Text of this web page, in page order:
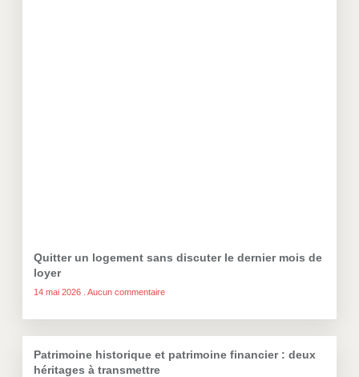
Quitter un logement sans discuter le dernier mois de
loyer
14 mai 2026 Aucun commentaire
Patrimoine historique et patrimoine financier : deux
héritages à transmettre